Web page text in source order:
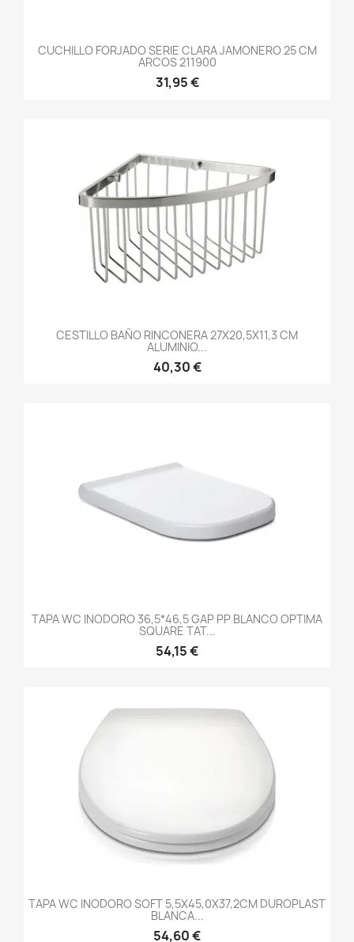
CUCHILLO FORJADO SERIE CLARA JAMONERO 25 CM
ARCOS 211900
31,95 €
CESTILLO BAÑO RINCONERA 27X20,5X11,3 CM
ALUMINIO...
40,30 €
TAPA WC INODORO 36,5*46,5 GAP PP BLANCO OPTIMA
SQUARE TAT...
54,15 €
TAPA WC INODORO SOFT 5,5X45,0X37,2CM DUROPLAST
BLANCA...
54,60 €